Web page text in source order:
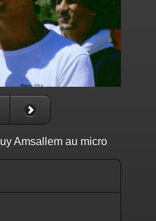
Amsallem au micro